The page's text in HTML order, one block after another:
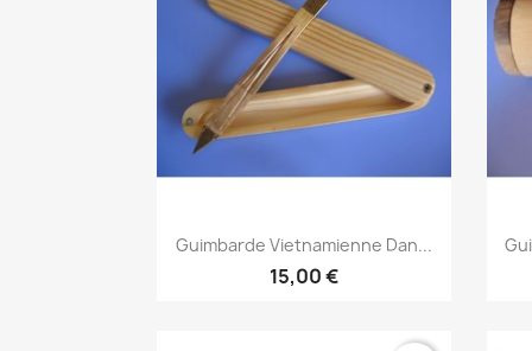
Aperçu rapide
Guimbarde Vietnamienne Dan...
15,00 €